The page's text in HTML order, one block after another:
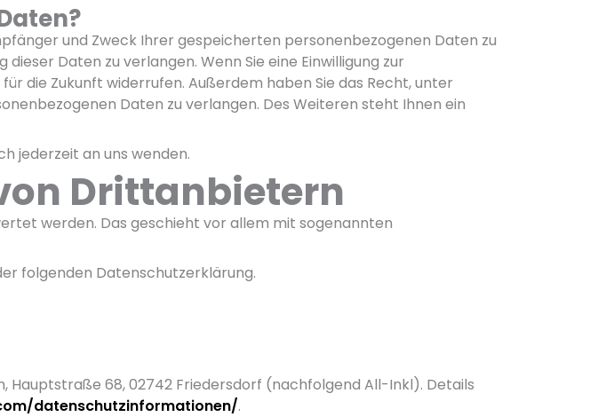
und Zweck Ihrer gespeicherten personenbezogenen Daten zu
Daten zu verlangen. Wenn Sie eine Einwilligung zur
die Zukunft widerrufen. Außerdem haben Sie das Recht, unter
Daten zu verlangen. Des Weiteren steht Ihnen ein
jederzeit an uns wenden.
Dritt­anbietern
werden. Das geschieht vor allem mit sogenannten
folgenden Datenschutzerklärung.
Hauptstraße 68, 02742 Friedersdorf (nachfolgend All-Inkl). Details
datenschutzinformationen/.